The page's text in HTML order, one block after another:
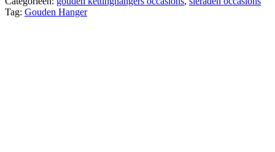
Tag: Gouden Hanger